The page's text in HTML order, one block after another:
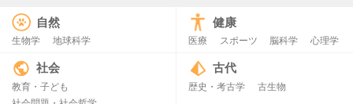
自然
生物学 地球科学
健康
医療 スポーツ 脳科学 心理学
社会
教育・子ども
古代
歴史・考古学 古生物